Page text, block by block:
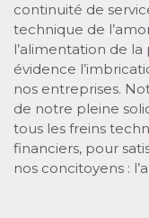
continuité de
technique de
l’alimentation de
évidence
nos entreprises.
de notre pleine
tous les freins
financiers, pour
nos concitoyens :